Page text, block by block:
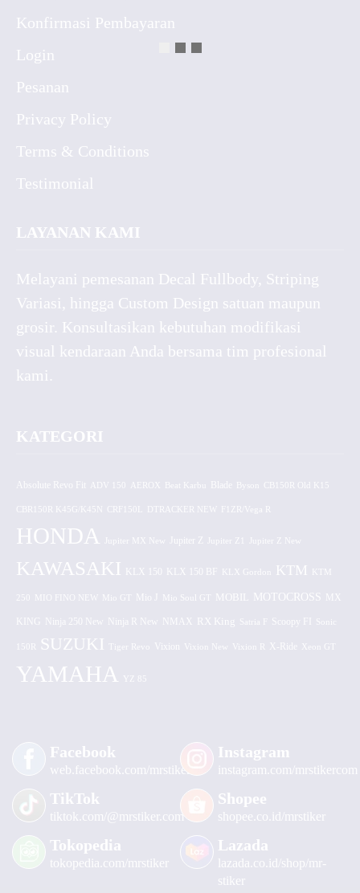
Konfirmasi Pembayaran
Login
Pesanan
Privacy Policy
Terms & Conditions
Testimonial
LAYANAN KAMI
Melayani pemesanan Decal Fullbody, Striping
Variasi, hingga Custom Design satuan maupun
grosir. Konsultasikan kebutuhan modifikasi
visual kendaraan Anda bersama tim profesional
kami.
KATEGORI
Absolute Revo Fit ADV 150 AEROX CB150R Old K15
CBR150R K45G/K45N CRF150L DTRACKER NEW F1ZR/Vega R
HONDA Jupiter MX New Jupiter Z
KAWASAKI KLX 150 KLX 150 BF KLX Gordon KTM KTM
250 MIO FINO NEW Mio GT Mio J Mio Soul GT MOBIL MOTOCROSS MX
KING Ninja 250 New Ninja R New NMAX RX King Satria F Scoopy FI Sonic
150R SUZUKI Tiger Revo Vixion Vixion New Vixion R X-Ride Xeon GT
YAMAHA YZ 85
Facebook
web.facebook.com/mrstiker
Instagram
instagram.com/mrstikercom
TikTok
tiktok.com/@mrstiker.com
Shopee
shopee.co.id/mrstiker
Tokopedia
tokopedia.com/mrstiker
Lazada
lazada.co.id/shop/mr-
stiker